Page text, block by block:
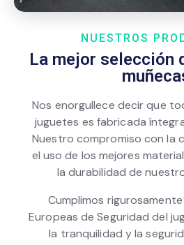
NUESTROS
La mejor selección
Nos enorgullece decir que
juguetes es fabricada
Nuestro compromiso con la
el uso de los mejores
la durabilidad de
Cumplimos
Europeas de Seguridad del
la tranquilidad y la